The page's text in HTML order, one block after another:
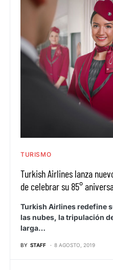
TURISMO
Turkish Airlines lanza
de celebrar su 85°
Turkish Airlines redefine
las nubes, la tripulación
larga…
BY STAFF 8 AGOSTO, 2019